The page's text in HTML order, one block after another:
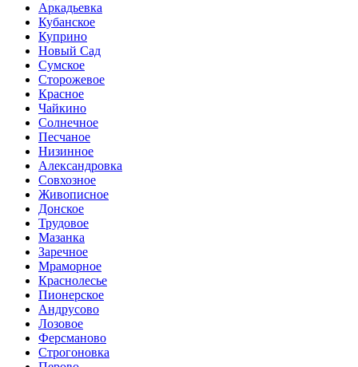
Аркадьевка
Кубанское
Куприно
Новый Сад
Сумское
Сторожевое
Красное
Чайкино
Солнечное
Песчаное
Низинное
Александровка
Совхозное
Живописное
Донское
Трудовое
Мазанка
Заречное
Мраморное
Краснолесье
Пионерское
Андрусово
Лозовое
Ферсманово
Строгоновка